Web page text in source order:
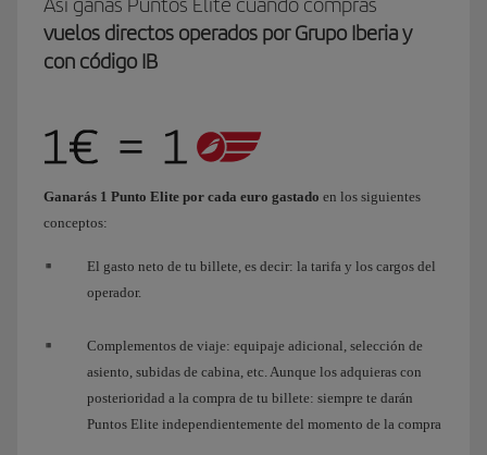
vuelos directos operados por Grupo Iberia y
con código IB
Ganarás 1 Punto Elite por cada euro gastado en los siguientes
conceptos:
El gasto neto de tu billete, es decir: la tarifa y los cargos del
operador.
Complementos de viaje: equipaje adicional, selección de
asiento, subidas de cabina, etc. Aunque los adquieras con
posterioridad a la compra de tu billete: siempre te darán
Puntos Elite independientemente del momento de la compra